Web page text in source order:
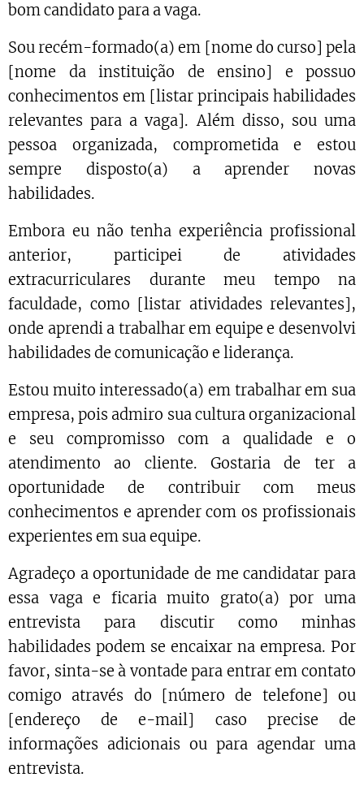
bom candidato para a vaga.
Sou recém-formado(a) em [nome do curso] pela
[nome da instituição de ensino] e possuo
conhecimentos em [listar principais habilidades
relevantes para a vaga]. Além disso, sou uma
pessoa organizada, comprometida e estou
sempre disposto(a) a aprender novas
habilidades.
Embora eu não tenha experiência profissional
anterior, participei de atividades
extracurriculares durante meu tempo na
faculdade, como [listar atividades relevantes],
onde aprendi a trabalhar em equipe e desenvolvi
habilidades de comunicação e liderança.
Estou muito interessado(a) em trabalhar em sua
empresa, pois admiro sua cultura organizacional
e seu compromisso com a qualidade e o
atendimento ao cliente. Gostaria de ter a
oportunidade de contribuir com meus
conhecimentos e aprender com os profissionais
experientes em sua equipe.
Agradeço a oportunidade de me candidatar para
essa vaga e ficaria muito grato(a) por uma
entrevista para discutir como minhas
habilidades podem se encaixar na empresa. Por
favor, sinta-se à vontade para entrar em contato
comigo através do [número de telefone] ou
[endereço de e-mail] caso precise de
informações adicionais ou para agendar uma
entrevista.